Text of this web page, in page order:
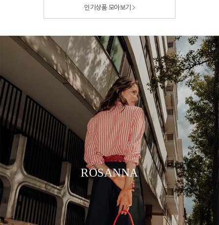
인기상품 모아보기
ROSANNA